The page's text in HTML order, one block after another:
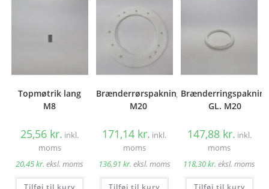
Topmøtrik lang
M8
25,56 kr. inkl.
moms
20,45kr. eksl. moms
Tilføj til kurv
Brænderrørspakning
M20
171,14 kr. inkl.
moms
136,91 kr. eksl. moms
Tilføj til kurv
Brænderringspakning
GL. M20
147,88 kr. inkl.
moms
118,30kr. eksl. moms
Tilføj til kurv